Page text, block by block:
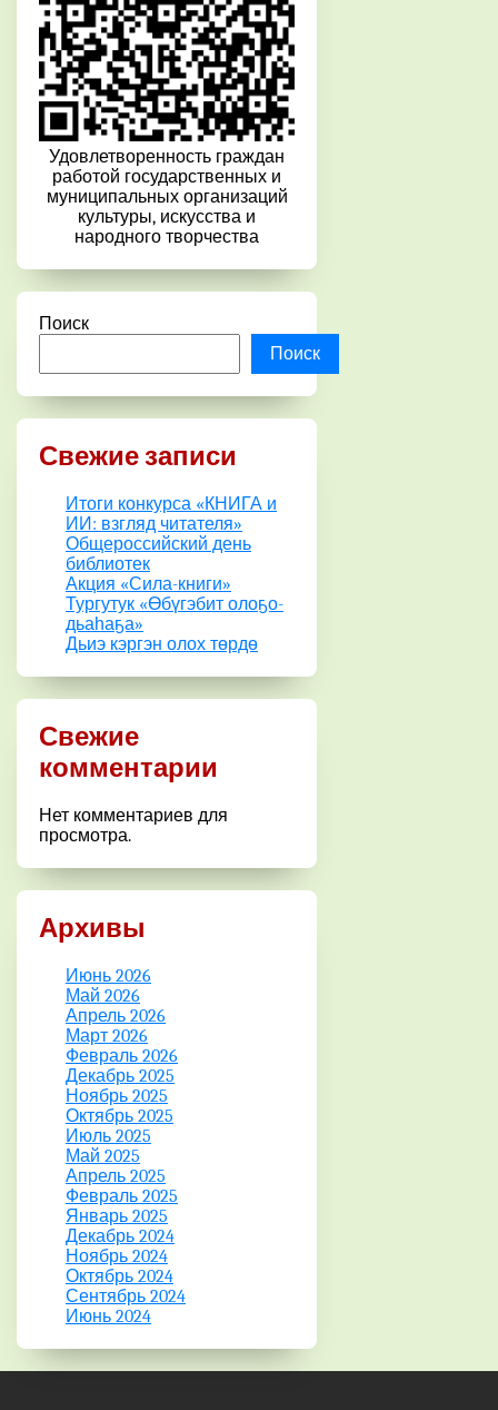
Удовлетворенность граждан
работой государственных и
муниципальных организаций
культуры, искусства и
народного творчества
Поиск
Поиск
Свежие записи
Итоги конкурса «КНИГА и
ИИ: взгляд читателя»
Общероссийский день
библиотек
Акция «Сила-книги»
Тургутук «Өбүгэбит олоҕо-
дьаһаҕа»
Дьиэ кэргэн олох төрдө
Свежие
комментарии
Нет комментариев для
просмотра.
Архивы
Июнь 2026
Май 2026
Апрель 2026
Март 2026
Февраль 2026
Декабрь 2025
Ноябрь 2025
Октябрь 2025
Июль 2025
Май 2025
Апрель 2025
Февраль 2025
Январь 2025
Декабрь 2024
Ноябрь 2024
Октябрь 2024
Сентябрь 2024
Июнь 2024